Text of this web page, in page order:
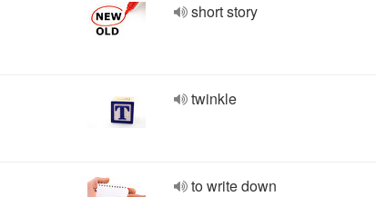
short story
twinkle
to write down